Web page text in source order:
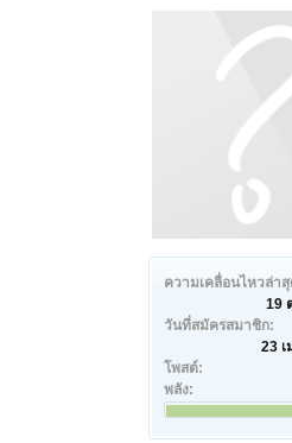
ความเคลื่อนไหวล่า
19
วันที่สมัครสมาชิก:
23
โพสต์:
พลัง: